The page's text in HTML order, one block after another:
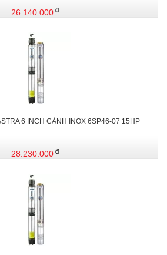
26.140.000
6 INCH CÁNH INOX 6SP46-07 15HP
28.230.000